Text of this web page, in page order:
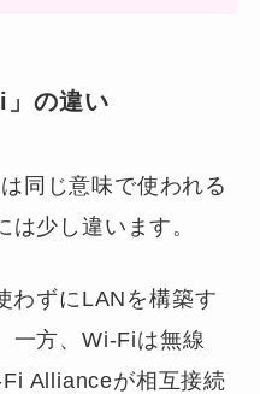
」の違い
同じ意味で使われる
少し違います。
わずにLANを構築す
一方、Wi-Fiは無線
Allianceが相互接続